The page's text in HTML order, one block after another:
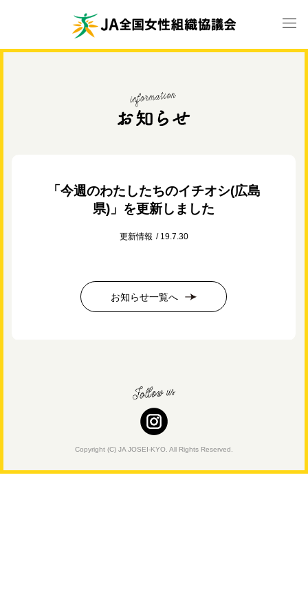
「今週のわたしたちのイチオシ(広島
県)」を更新しました
更新情報 19.7.30
お知らせ一覧へ
Copyright (C) JA JOSEI-KYO. All Rights Reserved.